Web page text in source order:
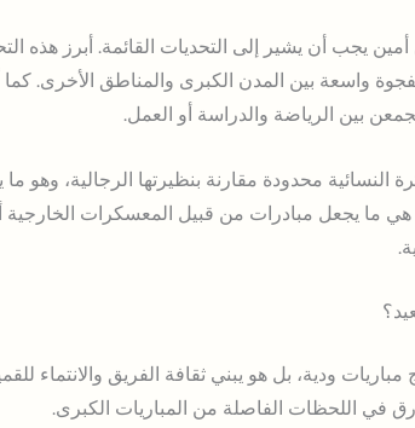
يجب أن يشير إلى التحديات القائمة. أبرز هذه
واسعة بين المدن الكبرى والمناطق الأخرى. كما
بين الرياضة والدراسة أو العمل.
النسائية محدودة مقارنة بنظيرتها الرجالية، وهو
ما يجعل مبادرات من قبيل المعسكرات الخارجية أكثر
ودية، بل هو يبني ثقافة الفريق والانتماء
في اللحظات الفاصلة من المباريات الكبرى.